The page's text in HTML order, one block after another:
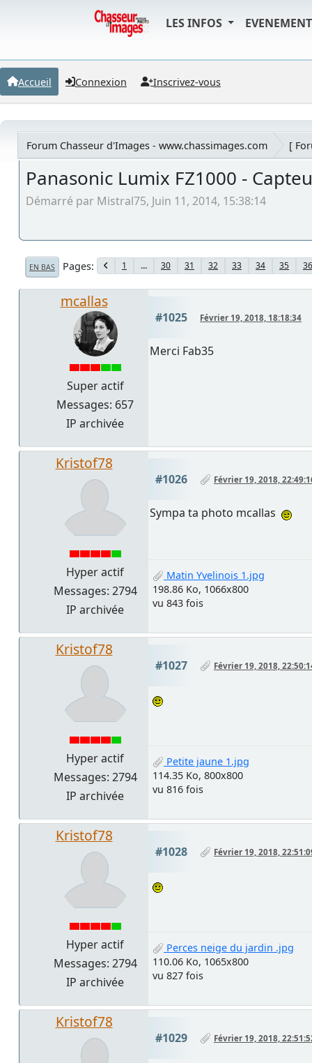
LES INFOS
Accueil Connexion Inscrivez-vous
Forum Chasseur d'Images - www.chassimages.com [
Panasonic Lumix FZ1000 -
Démarré par Mistral75, Juin 11, 2014, 15:38:14
EN BAS Pages 1 ... 30 31 32 33 34 35 36
mcallas
Super actif
Messages: 657
IP archivée
#1025 Février 19, 2018, 18:18:34
Merci Fab35
Kristof78
Hyper actif
Messages: 2794
IP archivée
#1026 Février 19, 2018,
Sympa ta photo mcallas
Matin Yvelinois 1.jpg
198.86 Ko, 1066x800
vu 843 fois
Kristof78
Hyper actif
Messages: 2794
IP archivée
#1027 Février 19, 2018,
Petite jaune 1.jpg
114.35 Ko, 800x800
vu 816 fois
Kristof78
Hyper actif
Messages: 2794
IP archivée
#1028 Février 19, 2018,
Perces neige du jardin .jpg
110.06 Ko, 1065x800
vu 827 fois
Kristof78
#1029 Février 19, 2018,